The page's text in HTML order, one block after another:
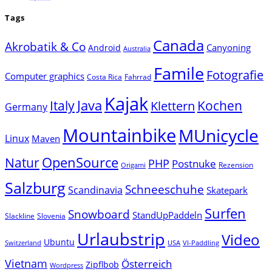
Tags
Akrobatik & Co Android Australia Canada Canyoning
Computer graphics Costa Rica Fahrrad Famile Fotografie
Germany Italy Java Kajak Klettern Kochen
Linux Maven MountainbikeMUnicycle
NaturOpenSource Origami PHP Postnuke Rezension
SalzburgScandinavia Schneeschuhe Skatepark
Slackline Slovenia Snowboard StandUpPaddeln Surfen
Switzerland Ubuntu Urlaubstrip USA VI-Paddling Video
Vietnam Wordpress Zipflbob Österreich